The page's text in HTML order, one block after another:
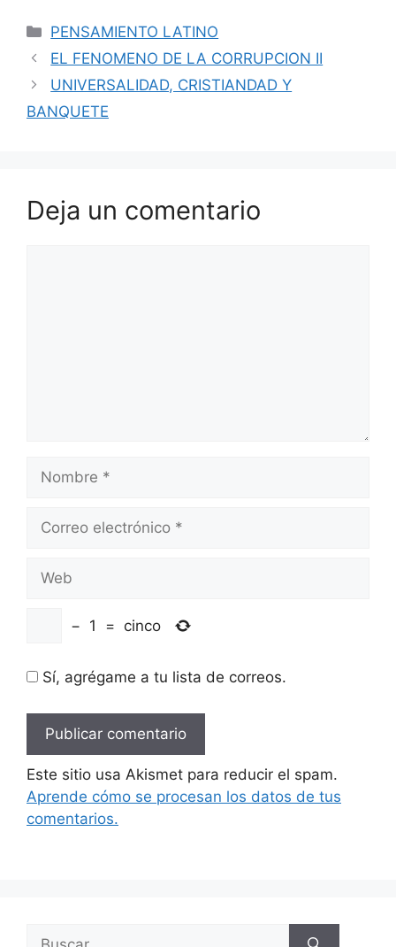
Categorías
PENSAMIENTO LATINO
EL FENOMENO DE LA CORRUPCION II
UNIVERSALIDAD, CRISTIANDAD Y
BANQUETE
Deja un comentario
Nombre
Correo
Web
− 1 = cinco
Sí, agrégame a tu lista de correos.
Este sitio usa Akismet para reducir el spam.
Aprende cómo se procesan los datos de tus
comentarios.